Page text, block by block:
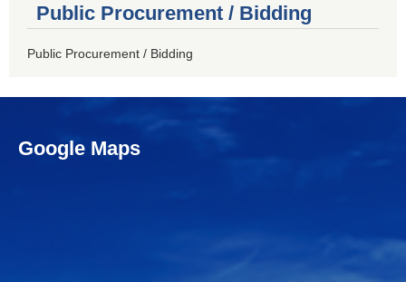
Public Procurement / Bidding
Public Procurement / Bidding
Google Maps